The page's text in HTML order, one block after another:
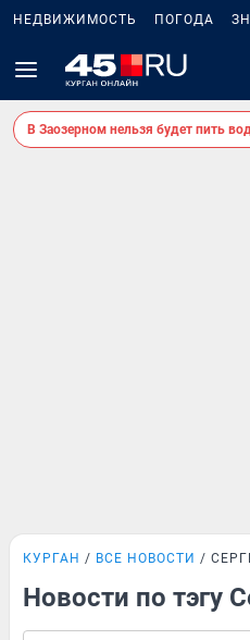
НЕДВИЖИМОСТЬ ПОГОДА
В Заозерном нельзя будет пить
КУРГАН ВСЕ НОВОСТИ
Новости по тэгу